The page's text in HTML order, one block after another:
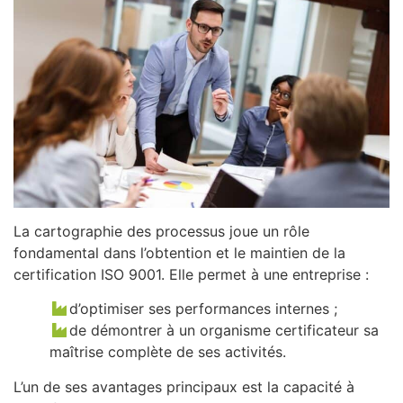
La cartographie des processus joue un rôle
fondamental dans l’obtention et le maintien de la
certification ISO 9001. Elle permet à une entreprise :
d’optimiser ses performances internes ;
de démontrer à un organisme certificateur sa
maîtrise complète de ses activités.
L’un de ses avantages principaux est la capacité à